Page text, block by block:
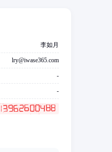
李如月
lry@iwase365.com
-
-